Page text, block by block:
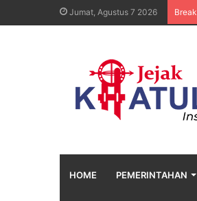
Jumat, Agustus 7 2026
HOME PEMERINTAHAN